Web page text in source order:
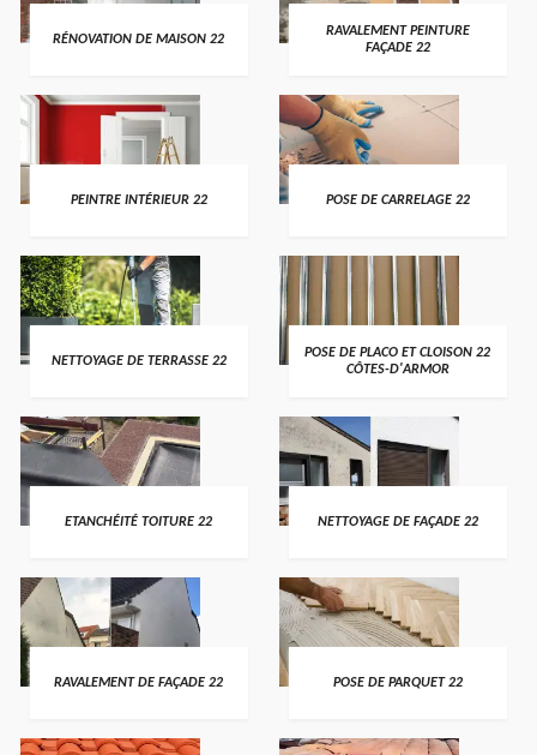
RÉNOVATION DE MAISON 22
RAVALEMENT PEINTURE
FAÇADE 22
PEINTRE INTÉRIEUR 22 POSE DE CARRELAGE 22
NETTOYAGE DE TERRASSE 22
POSE DE PLACO ET CLOISON 22
CÔTES-D'ARMOR
ETANCHÉITÉ TOITURE 22 NETTOYAGE DE FAÇADE 22
RAVALEMENT DE FAÇADE 22 POSE DE PARQUET 22